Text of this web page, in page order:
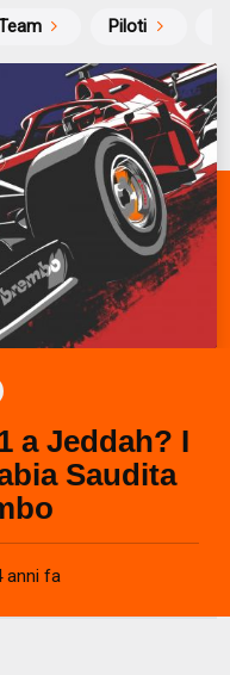
Piloti
a Jeddah? I
Saudita
anni fa